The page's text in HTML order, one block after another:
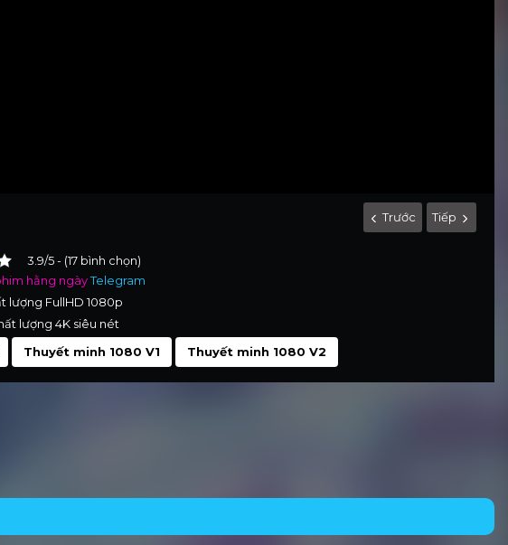
Trước Tiếp
3.9/5 - (17 bình chọn)
hằng ngàyTelegram
lượng FullHD 1080p
lượng 4K siêu nét
Thuyết minh 1080 V1 Thuyết minh 1080 V2